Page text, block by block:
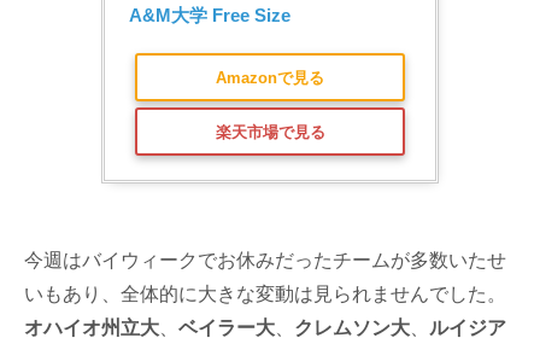
A&M大学 Free Size
Amazonで見る
楽天市場で見る
今週はバイウィークでお休みだったチームが多数いたせ
いもあり、全体的に大きな変動は見られませんでした。
オハイオ州立大
ベイラー大 クレムソン大
ルイジア